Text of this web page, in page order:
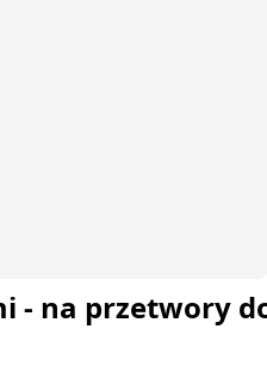
- na przetwory